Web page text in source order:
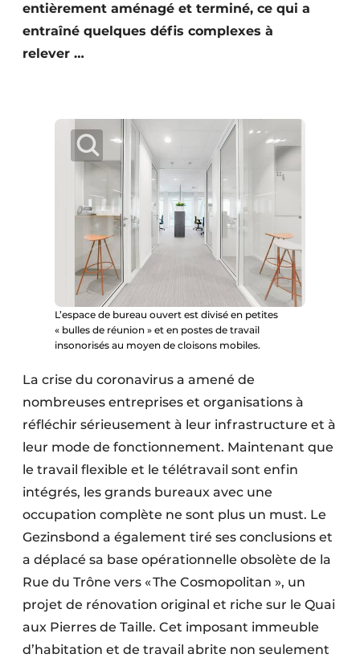
Géotextiles
Infrastructures souterraines et égouttage
Rénovation
Sécurité incendie
Techniques ferroviaires
Travaux ferroviaires
entièrement aménagé et terminé, ce qui a
entraîné quelques défis complexes à
relever …
L’espace de bureau ouvert est divisé en petites
« bulles de réunion » et en postes de travail
insonorisés au moyen de cloisons mobiles.
La crise du coronavirus a amené de
nombreuses entreprises et organisations à
réfléchir sérieuse­ment à leur infrastructure et à
leur mode de fonc­tionne­ment. Maintenant que
le travail flexi­ble et le télétravail sont enfin
intégrés, les grands bureaux avec une
occupation complète ne sont plus un must. Le
Gezinsbond a également tiré ses conclusions et
a déplacé sa base opéra­tionnelle obsolète de la
Rue du Trône vers « The Cosmopolitan », un
projet de rénovation original et riche sur le Quai
aux Pierres de Taille. Cet imposant immeuble
d’habitation et de travail abrite non seulement